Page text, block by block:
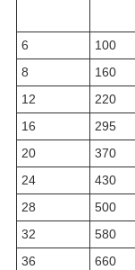
6
100
8
160
12
220
16
295
20
370
24
430
28
500
32
580
36
660